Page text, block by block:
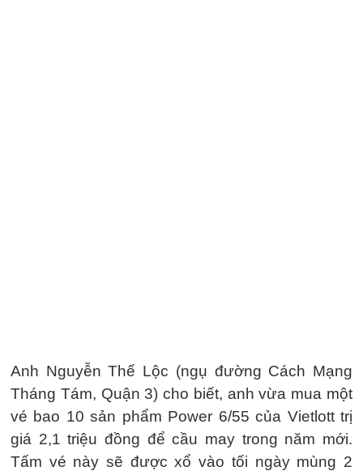
Anh Nguyễn Thế Lộc (ngụ đường Cách Mạng
Tháng Tám, Quận 3) cho biết, anh vừa mua một
vé bao 10 sản phẩm Power 6/55 của Vietlott trị
giá 2,1 triệu đồng để cầu may trong năm mới.
Tấm vé này sẽ được xổ vào tối ngày mùng 2